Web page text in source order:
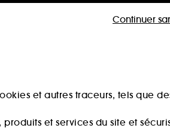
319
et autres traceurs, tels que
et services du site et
Continuer